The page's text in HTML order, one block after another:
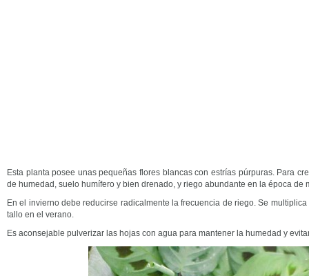
Esta planta posee unas pequeñas flores blancas con estrías púrpuras. Para
de humedad, suelo humífero y bien drenado, y riego abundante en la época de
En el invierno debe reducirse radicalmente la frecuencia de riego. Se
tallo en el verano.
Es aconsejable pulverizar las hojas con agua para mantener la humedad y